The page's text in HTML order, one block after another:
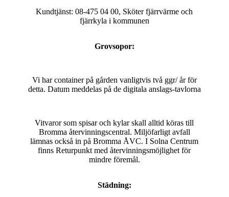
Kundtjänst: 08-475 04 00, Sköter fjärrvärme och
fjärrkyla i kommunen
Grovsopor:
Vi har container på gården vanligtvis två ggr/ år för
detta. Datum meddelas på de digitala anslags-tavlorna
Vitvaror som spisar och kylar skall alltid köras till
Bromma återvinningscentral. Miljöfarligt avfall
lämnas också in på Bromma ÅVC. I Solna Centrum
finns Returpunkt med återvinningsmöjlighet för
mindre föremål.
Städning: